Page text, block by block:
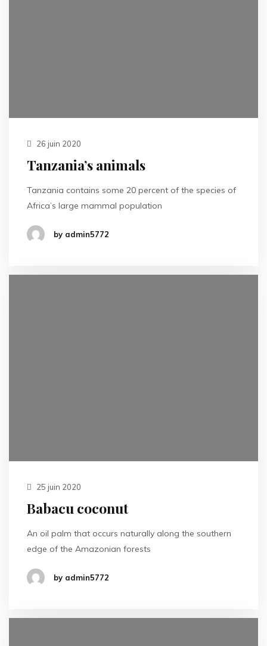
26 juin 2020
Tanzania’s animals
Tanzania contains some 20 percent of the species of
Africa’s large mammal population
by admin5772
25 juin 2020
Babacu coconut
An oil palm that occurs naturally along the southern
edge of the Amazonian forests
by admin5772